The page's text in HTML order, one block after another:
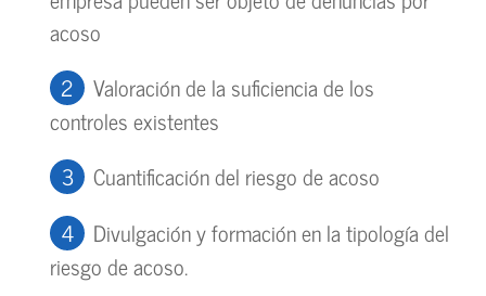
acoso
Valoración de la suficiencia de los
controles existentes
Cuantificación del riesgo de acoso
Divulgación y formación en la tipología del
riesgo de acoso.